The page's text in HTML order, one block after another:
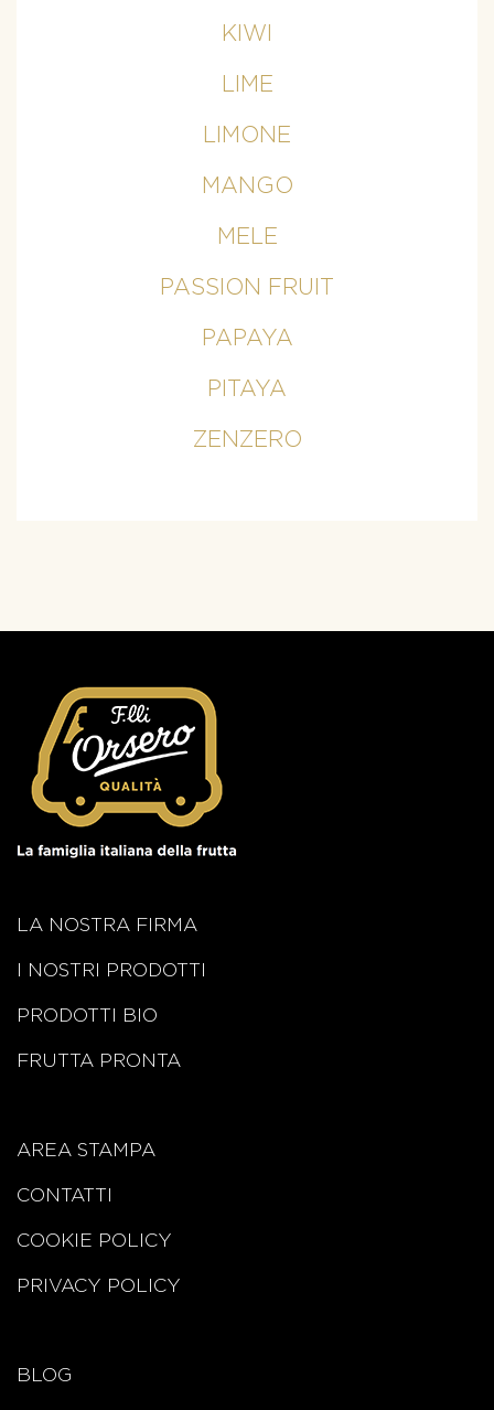
KIWI
LIME
LIMONE
MANGO
MELE
PASSION FRUIT
PAPAYA
PITAYA
ZENZERO
LA NOSTRA FIRMA
I NOSTRI PRODOTTI
PRODOTTI BIO
FRUTTA PRONTA
AREA STAMPA
CONTATTI
COOKIE POLICY
PRIVACY POLICY
BLOG